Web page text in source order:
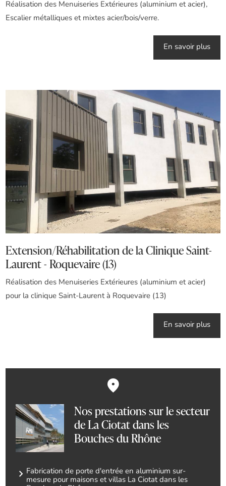
Réalisation des Menuiseries Extérieures (aluminium et acier),
Escalier métalliques et mixtes acier/bois/verre.
En savoir plus
Extension/Réhabilitation de la Clinique Saint-
Laurent - Roquevaire (13)
Réalisation des Menuiseries Extérieures (aluminium et acier)
pour la clinique Saint-Laurent à Roquevaire (13)
En savoir plus
Nos prestations sur le secteur
de La Ciotat dans les
Bouches du Rhône
Fabrication de porte d'entrée en aluminium sur-
mesure pour maisons et villas La Ciotat dans les